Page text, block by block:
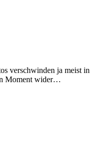
verschwinden ja meist in
Moment wider…